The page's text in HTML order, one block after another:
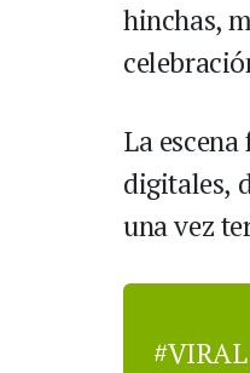
hinchas,
La
digitales,
una vez
#VIRAL